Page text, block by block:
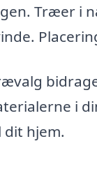
Træer i
i
dit hjem.